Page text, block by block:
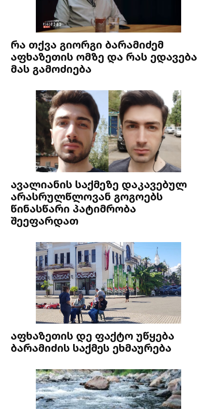
რა თქვა გიორგი ბარამიძემ
აფხაზეთის ომზე და რას ედავება
მას გამოძიება
ავალიანის საქმეზე დაკავებულ
არასრულწლოვან გოგოებს
წინასწარი პატიმრობა
შეეფარდათ
აფხაზეთის დე ფაქტო უწყება
ბარამიძის საქმეს ეხმაურება